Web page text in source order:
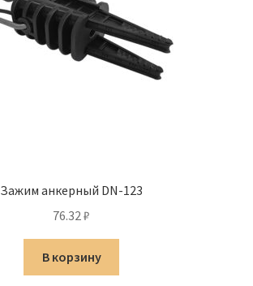
Зажим анкерный DN-123
76.32₽
В корзину